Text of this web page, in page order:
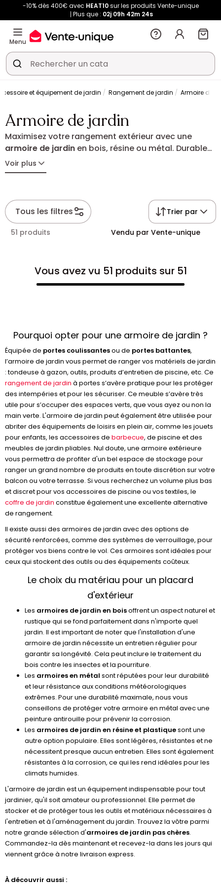
-10% dès 400€ avec HEAT10sur les produits Vente-unique
Plus que : 02j 09h 42m 24s
Menu
et équipement de jardin Rangement de jardin Armoire de
Armoire de jardin
Maximisez votre rangement extérieur avec une
armoire de jardin en bois, résine ou métal. Durable
et compacte, elle accueille vos outils et accessoires
tout en s'adaptant à la configuration de votre
Voir plus
Tous les filtres Trier par
51 produits Vendu par Vente-unique
Vous avez vu 51 produits sur 51
Pourquoi opter pour une armoire de jardin ?
Équipée de portes coulissantesou de portes battantes,
l’armoire de jardin vous permet de ranger vos matériels de jardin
: tondeuse à gazon, outils, produits d’entretien de piscine, etc. Ce
rangement de jardin à portes s’avère pratique pour les protéger
des intempéries et pour les sécuriser. Ce meuble s’avère très
utile pour s’occuper des espaces verts, que vous ayez ou non la
main verte. L'armoire de jardin peut également être utilisée pour
abriter des équipements de loisirs en plein air, comme les jouets
pour enfants, les accessoires de barbecue, de piscine et des
meubles de jardin pliables. Nul doute, une armoire extérieure
vous permettra de profiter d'un bel espace de stockage pour
ranger un grand nombre de produits en toute discrétion sur votre
balcon ou votre terrasse. Si vous recherchez un volume plus bas
et discret pour vos accessoires de piscine ou vos textiles, le
coffre de jardin constitue également une excellente alternative
de rangement.
Il existe aussi des armoires de jardin avec des options de
sécurité renforcées, comme des systèmes de verrouillage, pour
protéger vos biens contre le vol. Ces armoires sont idéales pour
ceux qui stockent des outils ou des équipements coûteux.
Le choix du matériau pour un placard
d'extérieur
Les armoires de jardin en boisoffrent un aspect naturel et
rustique qui se fond parfaitement dans n'importe quel
jardin. Il est important de noter que l'installation d'une
armoire de jardin nécessite un entretien régulier pour
garantir sa longévité. Cela peut inclure le traitement du
bois contre les insectes et la pourriture.
Les armoires en métal sont réputées pour leur durabilité
et leur résistance aux conditions météorologiques
extrêmes. Pour une durabilité maximale, nous vous
conseillons de protéger votre armoire en métal avec une
peinture antirouille pour prévenir la corrosion.
Les armoires de jardin en résine et plastiquesont une
autre option populaire. Elles sont légères, résistantes et ne
nécessitent presque aucun entretien. Elles sont également
résistantes à la corrosion, ce qui les rend idéales pour les
climats humides.
L'armoire de jardin est un équipement indispensable pour tout
jardinier, qu'il soit amateur ou professionnel. Elle permet de
stocker et de protéger tous les outils et matériaux nécessaires à
l'entretien et à l'aménagement du jardin. Trouvez la vôtre parmi
notre grande sélection d'armoires de jardin pas chères.
Commandez-la dès maintenant et recevez-la dans les jours qui
viennent grâce à notre livraison express.
À découvrir aussi :